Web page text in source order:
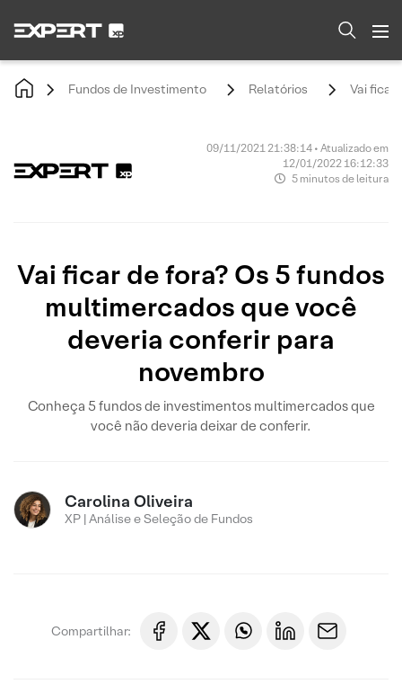
Fundos de Investimento Relatórios Vai ficar
09/11/2021 21:38:14 • Atualizado em
12/01/2022 16:12:33
5 minutos de leitura
Vai ficar de fora? Os 5 fundos
multimercados que você
deveria conferir para
novembro
Conheça 5 fundos de investimentos multimercados que
você não deveria deixar de conferir.
Carolina Oliveira
XP | Análise e Seleção de Fundos
Compartilhar: